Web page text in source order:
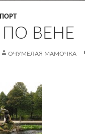
ПО ВЕНЕ
ОЧУМЕЛАЯ МАМОЧКА